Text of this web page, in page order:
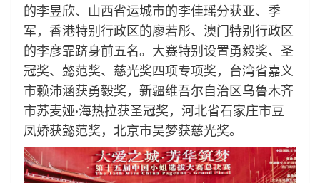
的李昱欣、山西省运城市的李佳瑶分获亚、季
军，香港特别行政区的廖若彤、澳门特别行政区
的李彦霏跻身前五名。大赛特别设置勇毅奖、圣
冠奖、懿范奖、慈光奖四项专项奖，台湾省嘉义
市赖沛涵获勇毅奖，新疆维吾尔自治区乌鲁木齐
市苏麦娅·海热拉获圣冠奖，河北省石家庄市豆
凤娇获懿范奖，北京市吴梦获慈光奖。